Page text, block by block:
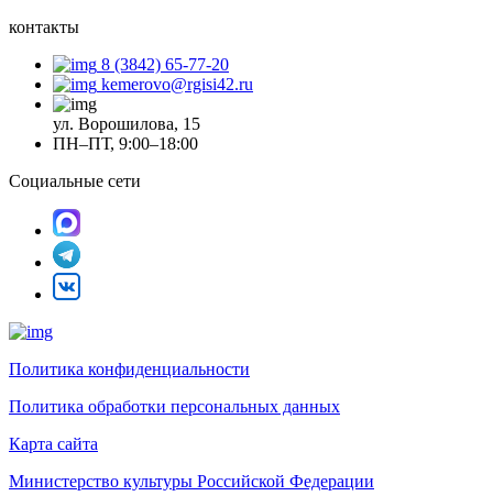
контакты
8 (3842) 65-77-20
kemerovo@rgisi42.ru
ул. Ворошилова, 15
ПН–ПТ, 9:00–18:00
Социальные сети
Политика конфиденциальности
Политика обработки персональных данных
Карта сайта
Министерство культуры Российской Федерации